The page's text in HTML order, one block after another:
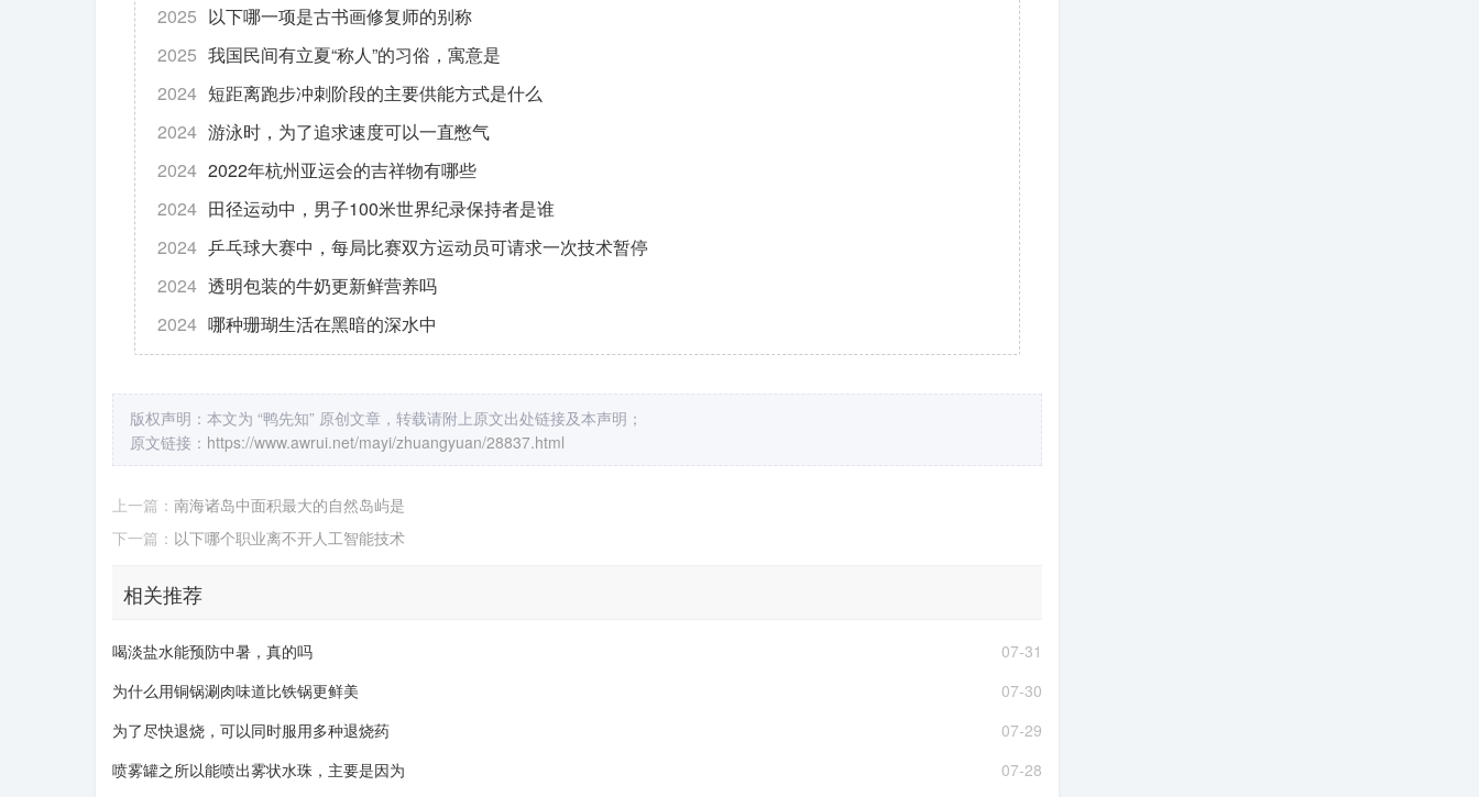
2025 以下哪一项是古书画修复师的别称
2025 我国民间有立夏“称人”的习俗，寓意是
2024 短距离跑步冲刺阶段的主要供能方式是什么
2024 游泳时，为了追求速度可以一直憋气
2024 2022年杭州亚运会的吉祥物有哪些
2024 田径运动中，男子100米世界纪录保持者是谁
2024 乒乓球大赛中，每局比赛双方运动员可请求一次技术暂停
2024 透明包装的牛奶更新鲜营养吗
2024 哪种珊瑚生活在黑暗的深水中
版权声明：本文为 “鸭先知” 原创文章，转载请附上原文出处链接及本声明；
原文链接： https://www.awrui.net/mayi/zhuangyuan/28837.html
上一篇： 南海诸岛中面积最大的自然岛屿是
下一篇： 以下哪个职业离不开人工智能技术
相关推荐
07-31
喝淡盐水能预防中暑，真的吗
07-30
为什么用铜锅涮肉味道比铁锅更鲜美
07-29
为了尽快退烧，可以同时服用多种退烧药
07-28
喷雾罐之所以能喷出雾状水珠，主要是因为